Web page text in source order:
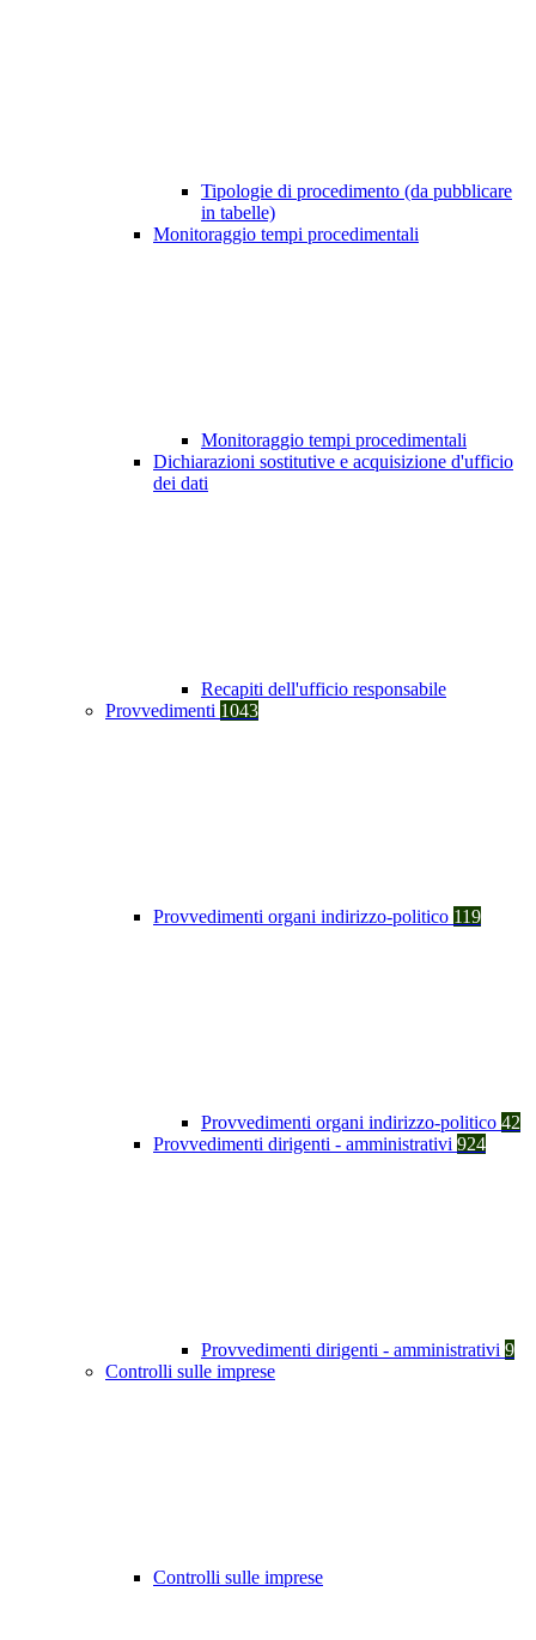
Tipologie di procedimento (da pubblicare
in tabelle)
Monitoraggio tempi procedimentali
Monitoraggio tempi procedimentali
Dichiarazioni sostitutive e acquisizione d'ufficio
dei dati
Recapiti dell'ufficio responsabile
Provvedimenti 1043
Provvedimenti organi indirizzo-politico 119
Provvedimenti organi indirizzo-politico 42
Provvedimenti dirigenti - amministrativi 924
Provvedimenti dirigenti - amministrativi 9
Controlli sulle imprese
Controlli sulle imprese